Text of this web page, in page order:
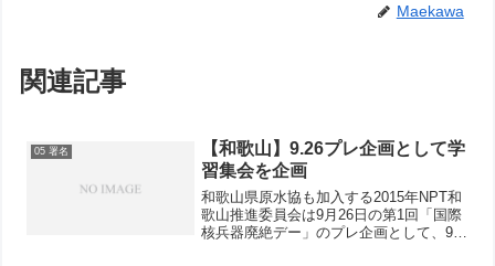
Maekawa
関連記事
05 署名
【和歌山】9.26プレ企画として学
習集会を企画
和歌山県原水協も加入する2015年NPT和
歌山推進委員会は9月26日の第1回「国際
核兵器廃絶デー」のプレ企画として、9月